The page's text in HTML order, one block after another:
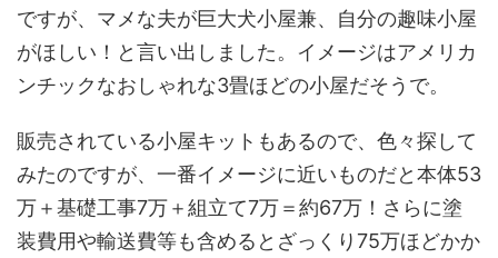
ですが、マメな夫が巨大犬小屋兼、自分の趣味小屋
がほしい！と言い出しました。イメージはアメリカ
ンチックなおしゃれな3畳ほどの小屋だそうで。
販売されている小屋キットもあるので、色々探して
みたのですが、一番イメージに近いものだと本体53
万＋基礎工事7万＋組立て7万＝約67万！さらに塗
装費用や輸送費等も含めるとざっくり75万ほどかか